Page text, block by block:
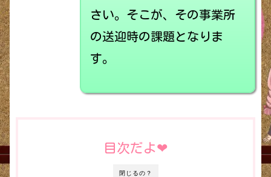
さい。そこが、その事業所
の送迎時の課題となりま
す。
閉じるの？
目次だよ❤︎